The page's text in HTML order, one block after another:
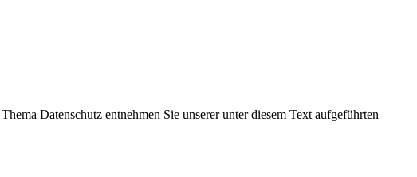
Datenschutz entnehmen Sie unserer unter diesem Text aufgeführten